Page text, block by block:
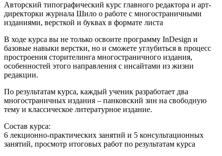
Авторский типографический курс главного редактора и арт-
директорки журнала Шило о работе с многостраничными
изданиями, версткой и буквах в формате листа
В ходе курса вы не только освоите программу InDesign и
базовые навыки верстки, но и сможете углубиться в процесс
простроения сторителинга многостраничного издания,
особенностей этого направления с инсайтами из жизни
редакции.
По результатам курса, каждый ученик разработает два
многостраничных издания – панковский зин на свободную
тему и классическое литературное издание.
Состав курса:
6 лекционно-практических занятий и 5 консультационных
занятий, просмотр итоговых работ по результатам курса